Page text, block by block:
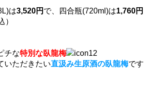
は3,520円 で、四合瓶(720ml)は1,760円
）
チな特別な臥龍梅
いただきたい直汲み生原酒の臥龍梅です